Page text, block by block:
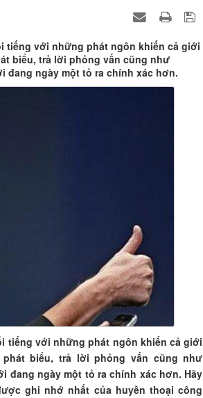
tiếng với những phát ngôn khiến cả giới
biểu, trả lời phỏng vấn cũng như
đang ngày một tỏ ra chính xác hơn.
tiếng với những phát ngôn khiến cả giới
biểu, trả lời phỏng vấn cũng như
đang ngày một tỏ ra chính xác hơn. Hãy
ghi nhớ nhất của huyền thoại công